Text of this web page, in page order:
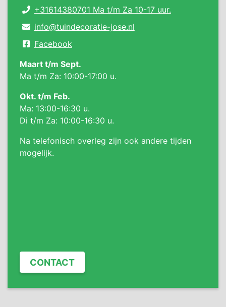
+31614380701 Ma t/m Za 10-17 uur.
info@tuindecoratie-jose.nl
Facebook
Maart t/m Sept.
Ma t/m Za: 10:00-17:00 u.
Okt. t/m Feb.
Ma: 13:00-16:30 u.
Di t/m Za: 10:00-16:30 u.
Na telefonisch overleg zijn ook andere tijden
mogelijk.
CONTACT